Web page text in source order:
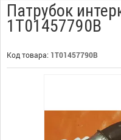
Патрубок
1T01457790B
Код товара: 1T01457790B